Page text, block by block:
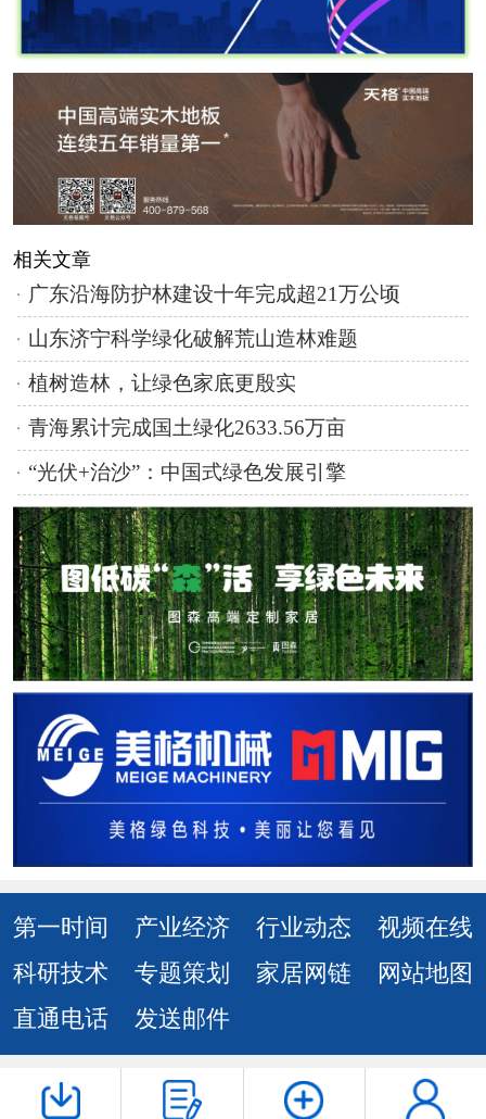
相关文章
广东沿海防护林建设十年完成超21万公顷
山东济宁科学绿化破解荒山造林难题
植树造林，让绿色家底更殷实
青海累计完成国土绿化2633.56万亩
“光伏+治沙”：中国式绿色发展引擎
第一时间 产业经济 行业动态
视频在线
科研技术
专题策划 家居网链
网站地图
直通电话
发送邮件